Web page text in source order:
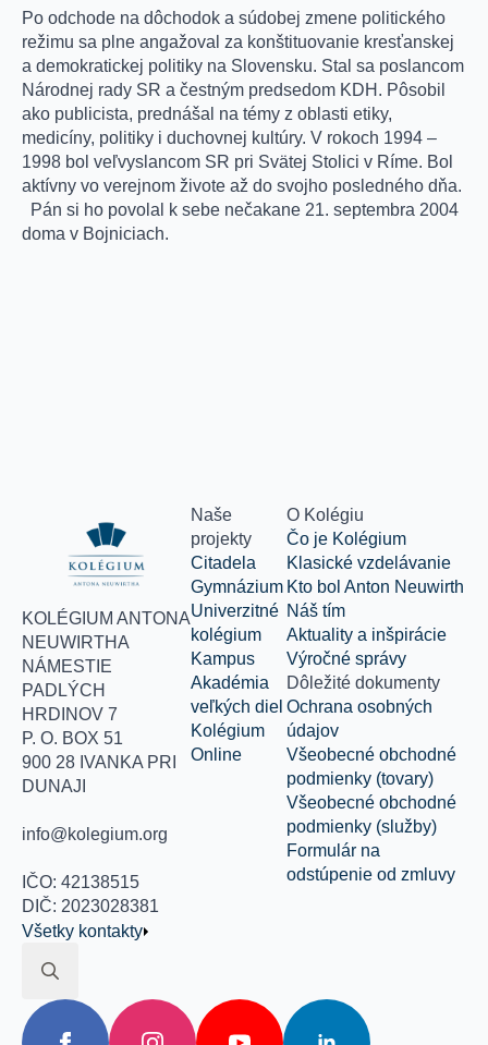
Po odchode na dôchodok a súdobej zmene politického
režimu sa plne angažoval za konštituovanie kresťanskej
a demokratickej politiky na Slovensku. Stal sa poslancom
Národnej rady SR a čestným predsedom KDH. Pôsobil
ako publicista, prednášal na témy z oblasti etiky,
medicíny, politiky i duchovnej kultúry. V rokoch 1994 –
1998 bol veľvyslancom SR pri Svätej Stolici v Ríme. Bol
aktívny vo verejnom živote až do svojho posledného dňa.
Pán si ho povolal k sebe nečakane 21. septembra 2004
doma v Bojniciach.
KOLÉGIUM ANTONA
NEUWIRTHA
NÁMESTIE
PADLÝCH
HRDINOV 7
P. O. BOX 51
900 28 IVANKA PRI
DUNAJI
info@kolegium.org
IČO: 42138515
DIČ: 2023028381
Všetky kontakty
Naše
projekty
Citadela
Gymnázium
Univerzitné
kolégium
Kampus
Akadémia
veľkých diel
Kolégium
Online
O Kolégiu
Čo je Kolégium
Klasické vzdelávanie
Kto bol Anton Neuwirth
Náš tím
Aktuality a inšpirácie
Výročné správy
Dôležité dokumenty
Ochrana osobných
údajov
Všeobecné obchodné
podmienky (tovary)
Všeobecné obchodné
podmienky (služby)
Formulár na
odstúpenie od zmluvy
Search
for: